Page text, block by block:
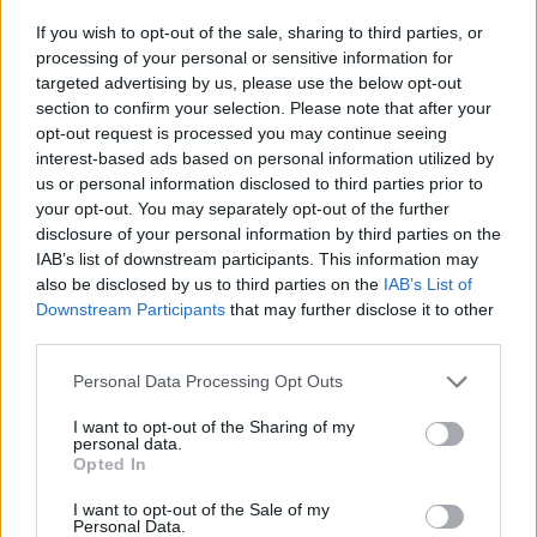
If you wish to opt-out of the sale, sharing to third parties, or
processing of your personal or sensitive information for
targeted advertising by us, please use the below opt-out
section to confirm your selection. Please note that after your
opt-out request is processed you may continue seeing
interest-based ads based on personal information utilized by
us or personal information disclosed to third parties prior to
your opt-out. You may separately opt-out of the further
disclosure of your personal information by third parties on the
IAB’s list of downstream participants. This information may
also be disclosed by us to third parties on the IAB’s List of
Downstream Participants that may further disclose it to other
Personal Data Processing Opt Outs
I want to opt-out of the Sharing of my
personal data.
Opted In
I want to opt-out of the Sale of my
Personal Data.
Ajax Feyenoord PSV
Daarom zit Peter Bosz niet op de bank bij PSV
tegen FC Eindhoven
Welke keeper kiest FC Twente als Drommel
afhaakt? Deze opties heeft Ten Hag
PSV-shirts zorgen voor hilariteit tijdens
Zorgen nemen toe bij PSV: Bosz snoeihard, fans
Ooit de toekomst van PSV, nu op weg naar de